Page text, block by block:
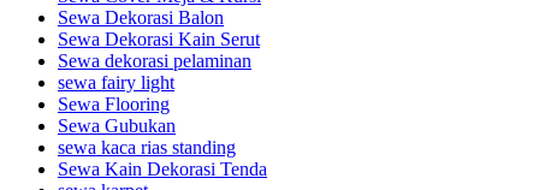
Sewa Dekorasi Balon
Sewa Dekorasi Kain Serut
Sewa dekorasi pelaminan
sewa fairy light
Sewa Flooring
Sewa Gubukan
sewa kaca rias standing
Sewa Kain Dekorasi Tenda